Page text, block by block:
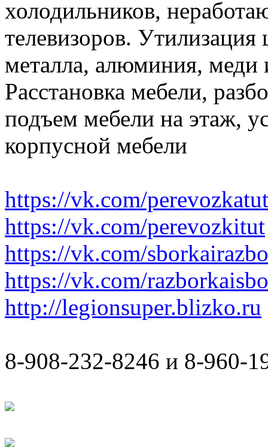
холодильников,
телевизоров. Утилизация
металла, алюминия, меди
Расстановка мебели,
подъем мебели на этаж,
корпусной мебели
https://vk.com/perevozkatut
https://vk.com/perevozkitut
https://vk.com/
https://vk.com/
http://legionsuper.blizko.ru
8-908-232-8246 и 8-960-